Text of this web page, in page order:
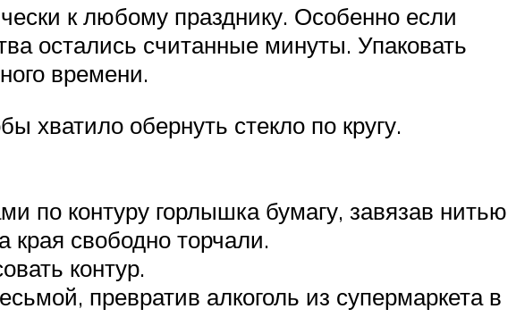
к любому празднику. Особенно если
остались считанные минуты. Упаковать
времени.
хватило обернуть стекло по кругу.
по контуру горлышка бумагу, завязав нитью
свободно торчали.
контур.
превратив алкоголь из супермаркета в